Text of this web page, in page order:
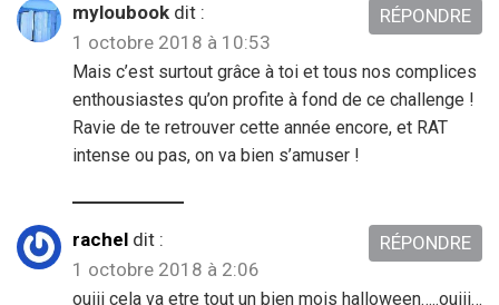
myloubook dit :
1 octobre 2018 à 10:53
Mais c’est surtout grâce à toi et tous nos complices
enthousiastes qu’on profite à fond de ce challenge !
Ravie de te retrouver cette année encore, et RAT
intense ou pas, on va bien s’amuser !
RÉPONDRE
rachel dit :
1 octobre 2018 à 2:06
ouiii cela va etre tout un bien mois halloween…..ouiii…
RÉPONDRE